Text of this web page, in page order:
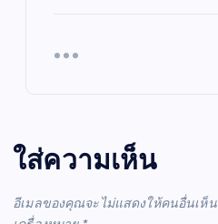
ใส่ความเห็น
อีเมลของคุณจะไม่แสดงให้คนอื่นเห็น